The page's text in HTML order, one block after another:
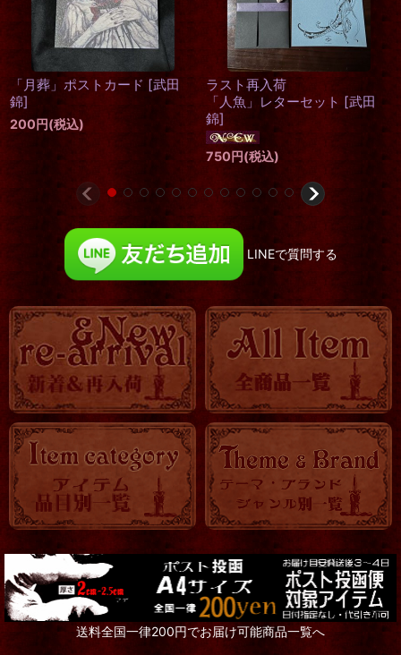
再入荷
「＆ALICE」レターセット
田錦]
750 (税込)
「&QUEEN」ポストカード
武田錦]
200円(税込)
LINEで質問する
送料全国一律200円でお届け可能商品一覧へ